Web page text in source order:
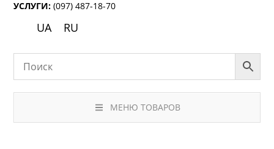
УСЛУГИ: (097) 487-18-70
UA RU
МЕНЮ ТОВАРОВ